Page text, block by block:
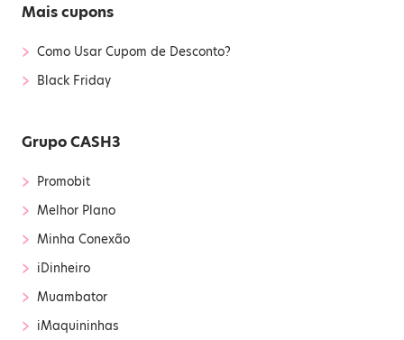
Mais cupons
› Como Usar Cupom de Desconto?
› Black Friday
Grupo CASH3
› Promobit
› Melhor Plano
› Minha Conexão
› iDinheiro
› Muambator
› iMaquininhas